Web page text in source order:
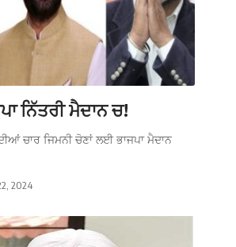
ਨਿੱਤਰੀ ਮੈਦਾਨ ਚ!
ਚਾਰ ਜਿਮਨੀ ਚੋਣਾਂ ਲਈ ਭਾਜਪਾ ਮੈਦਾਨ
2024